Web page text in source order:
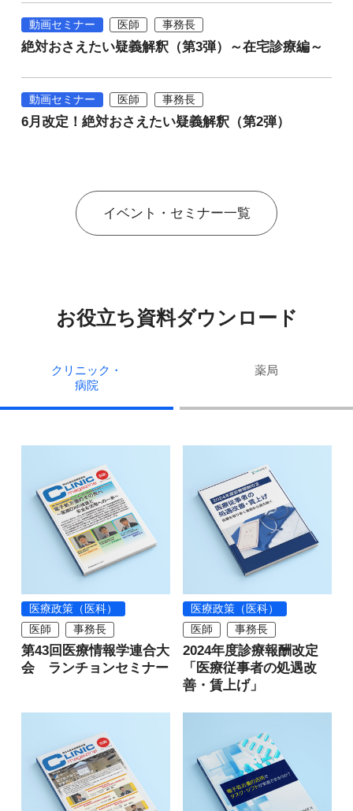
動画セミナー 医師 事務長
絶対おさえたい疑義解釈（第3弾）～在宅診療編～
動画セミナー 医師 事務長
6月改定！絶対おさえたい疑義解釈（第2弾）
イベント・セミナー一覧
お役立ち資料ダウンロード
クリニック・
病院
薬局
医療政策（医科）
医師
事務長
第43回医療情報学連合大
会 ランチョンセミナー
医療政策（医科）
医師
事務長
2024年度診療報酬改定
「医療従事者の処遇改
善・賃上げ」